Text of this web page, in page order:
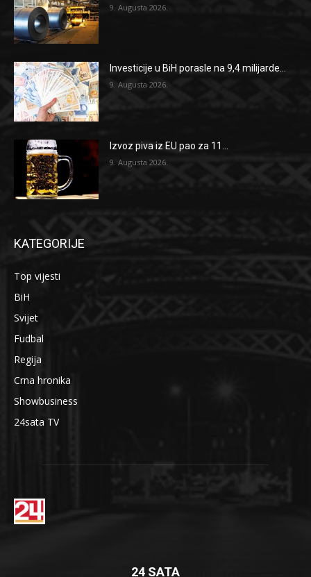
9. Augusta 2026.
Investicije u BiH porasle na 9,4 milijarde...
9. Augusta 2026.
Izvoz piva iz EU pao za 11...
9. Augusta 2026.
KATEGORIJE
Top vijesti
BiH
Svijet
Fudbal
Regija
Crna hronika
Showbusiness
24sata TV
24 SATA